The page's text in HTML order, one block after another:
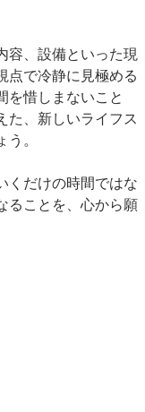
容、設備といった現
点で冷静に見極める
を惜しまないこと
た、新しいライフス
。
くだけの時間ではな
ることを、心から願